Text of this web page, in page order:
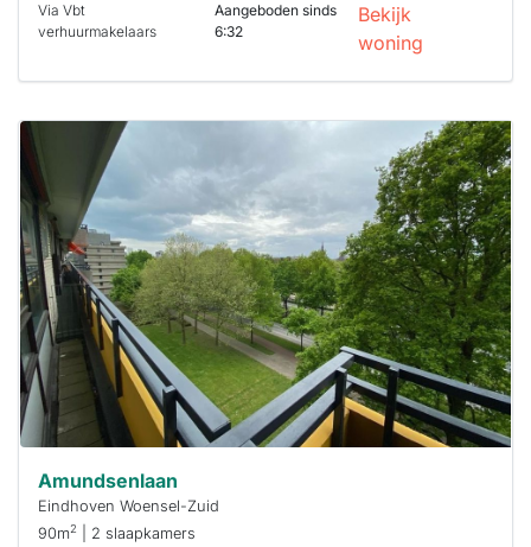
Via Vbt
verhuurmakelaars
Aangeboden sinds
6:32
Bekijk
woning
Deze woning
waarschijnlijk
al verhuurd
Om kans te
maken moet je
binnen 15
minuten
reageren.
Stekkies helpt
je hierbij!
Amundsenlaan
Eindhoven Woensel-Zuid
90m2 | 2 slaapkamers